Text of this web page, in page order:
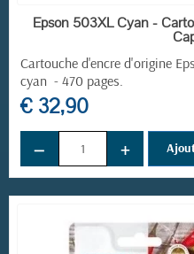
EN
Epson 503XL Cyan -
Cartouche d'encre d'origine
cyan - 470 pages.
€ 32,90
− +